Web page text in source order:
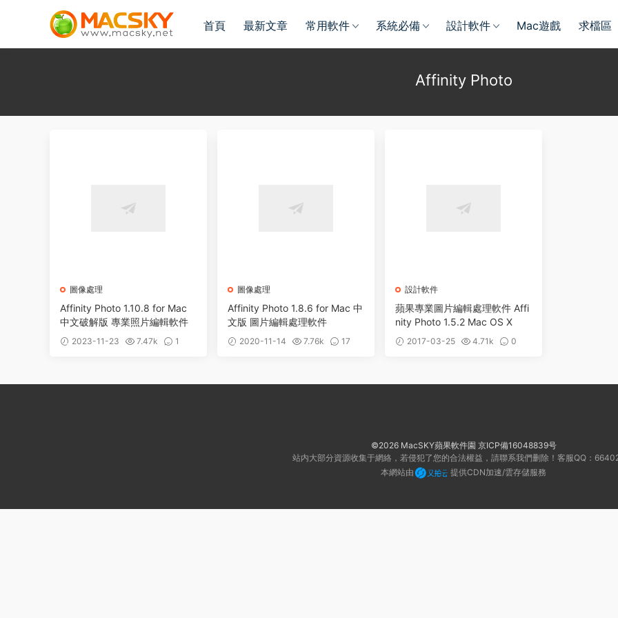
首頁 最新文章 常用軟件 系統必備 設計軟件 Mac遊戲 求檔區
Affinity Photo
圖像處理
Affinity Photo 1.10.8 for Mac
中文破解版 專業照片編輯軟件
2023-11-23 7.47k 1
圖像處理
Affinity Photo 1.8.6 for Mac 中
文版 圖片編輯處理軟件
2020-11-14 7.76k 17
設計軟件
蘋果專業圖片編輯處理軟件 Affi
nity Photo 1.5.2 Mac OS X
2017-03-25 4.71k 0
©2026 MacSKY蘋果軟件園 京ICP備16048839号
站内大部分資源收集于網絡，若侵犯了您的合法權益，請聯系我們删除！客服QQ：
本網站由
提供CDN加速/雲存儲服務